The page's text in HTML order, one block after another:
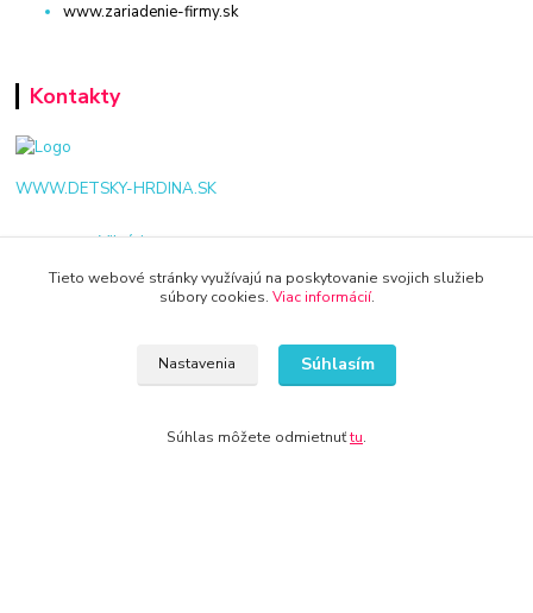
www.zariadenie-firmy.sk
Kontakty
WWW.DETSKY-HRDINA.SK
Viktória
+421 940 949 000
Tieto webové stránky využívajú na poskytovanie svojich služieb
súbory cookies. Viac informácií.
Nastavenia Súhlasím
Súhlas môžete odmietnuťtu.